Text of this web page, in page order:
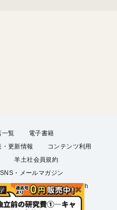
一覧
電子書籍
・更新情報
コンテンツ利用
羊土社会員規約
・メールマガジン
お問い合わせ English